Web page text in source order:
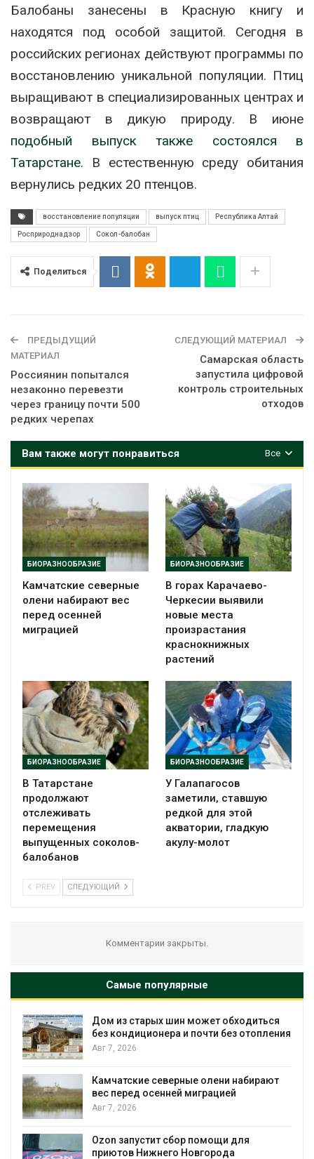
Балобаны занесены в Красную книгу и
находятся под особой защитой. Сегодня в
российских регионах действуют программы по
восстановлению уникальной популяции. Птиц
выращивают в специализированных центрах и
возвращают в дикую природу. В июне
подобный выпуск также состоялся в
Татарстане. В естественную среду обитания
вернулись редких 20 птенцов.
восстановление популяции выпуск птиц Республика Алтай
Росприроднадзор Сокол-балобан
Поделиться
ПРЕДЫДУЩИЙ
МАТЕРИАЛ
Россиянин попытался
незаконно перевезти
через границу почти 500
редких черепах
СЛЕДУЮЩИЙ МАТЕРИАЛ
Самарская область
запустила цифровой
контроль строительных
отходов
Все
Вам также могут понравиться
БИОРАЗНООБРАЗИЕ
Камчатские северные
олени набирают вес
перед осенней
миграцией
БИОРАЗНООБРАЗИЕ
В горах Карачаево-
Черкесии выявили
новые места
произрастания
краснокнижных
растений
БИОРАЗНООБРАЗИЕ
В Татарстане
продолжают
отслеживать
перемещения
выпущенных соколов-
балобанов
БИОРАЗНООБРАЗИЕ
У Галапагосов
заметили, ставшую
редкой для этой
акватории, гладкую
акулу-молот
PREV СЛЕДУЮЩИЙ
Комментарии закрыты.
Самые популярные
из старых шин может обходиться
кондиционера и почти без отопления
7, 2026
северные олени набирают
перед осенней миграцией
7, 2026
запустит сбор помощи для
Нижнего Новгорода